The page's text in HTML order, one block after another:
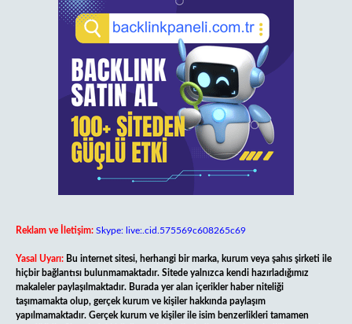
Reklam ve İletişim: Skype: live:.cid.575569c608265c69
Yasal Uyarı: Bu internet sitesi, herhangi bir marka, kurum veya şahıs şirketi ile
hiçbir bağlantısı bulunmamaktadır. Sitede yalnızca kendi hazırladığımız
makaleler paylaşılmaktadır. Burada yer alan içerikler haber niteliği
taşımamakta olup, gerçek kurum ve kişiler hakkında paylaşım
yapılmamaktadır. Gerçek kurum ve kişiler ile isim benzerlikleri tamamen